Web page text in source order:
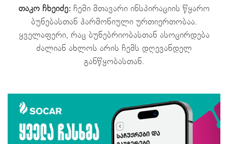
თაკო ჩხეიძე: ჩემი მთავარი ინსპირაციის წყარო
ბუნებასთან ჰარმონიული ურთიერთობაა.
ყველაფერი, რაც ბუნებრიობასთან ასოცირდება
ძალიან ახლოს არის ჩემს დღევანდელ
განწყობასთან.